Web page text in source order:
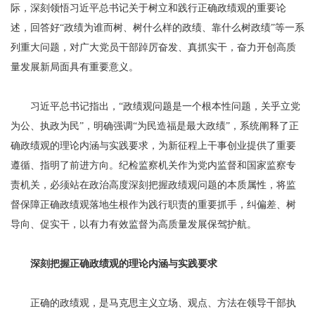
际，深刻领悟习近平总书记关于树立和践行正确政绩观的重要论
述，回答好“政绩为谁而树、树什么样的政绩、靠什么树政绩”等一系
列重大问题，对广大党员干部踔厉奋发、真抓实干，奋力开创高质
量发展新局面具有重要意义。
习近平总书记指出，“政绩观问题是一个根本性问题，关乎立党
为公、执政为民”，明确强调“为民造福是最大政绩”，系统阐释了正
确政绩观的理论内涵与实践要求，为新征程上干事创业提供了重要
遵循、指明了前进方向。纪检监察机关作为党内监督和国家监察专
责机关，必须站在政治高度深刻把握政绩观问题的本质属性，将监
督保障正确政绩观落地生根作为践行职责的重要抓手，纠偏差、树
导向、促实干，以有力有效监督为高质量发展保驾护航。
深刻把握正确政绩观的理论内涵与实践要求
正确的政绩观，是马克思主义立场、观点、方法在领导干部执